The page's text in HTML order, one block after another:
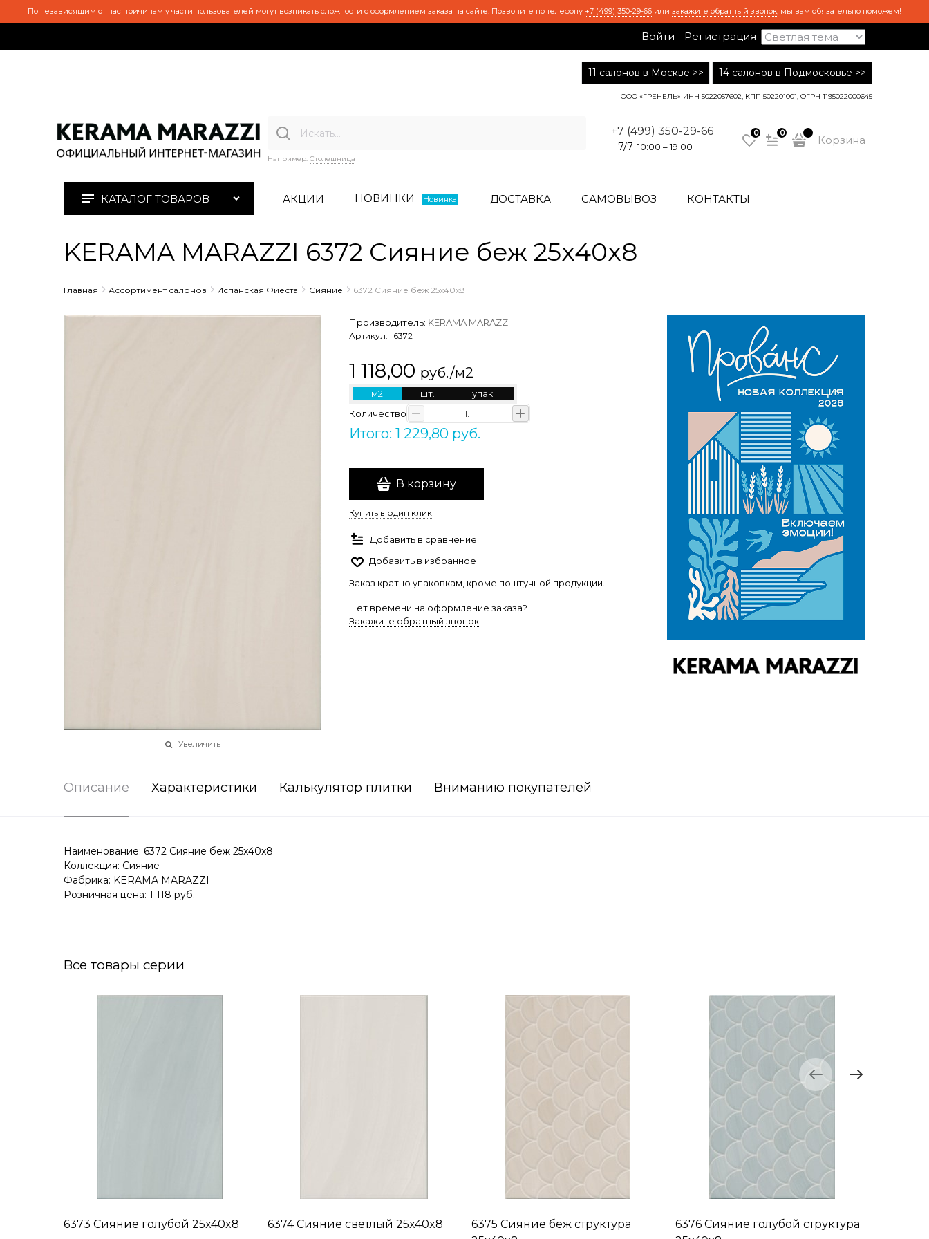
По независящим от нас причинам у части пользователей могут возникать сложности с оформлением заказа на сайте. Позвоните по телефону +7 (499) 350-29-66 или закажите обратный звонок, мы вам обязательно поможем!
Войти Регистрация
11 салонов в Москве >> 14 салонов в Подмосковье >>
ООО «ГРЕНЕЛЬ» ИНН 5022057602, КПП 502201001, ОГРН 1195022000645
Например: Столешница
+7 (499) 350-29-66
7/7 10:00 – 19:00
0 0
Корзина
КАТАЛОГ ТОВАРОВ АКЦИИ НОВИНКИ Новинка ДОСТАВКА САМОВЫВОЗ КОНТАКТЫ
KERAMA MARAZZI 6372 Сияние беж 25x40x8
Главная Ассортимент салонов Испанская Фиеста Сияние 6372 Сияние беж 25x40x8
Увеличить
Производитель: KERAMA MARAZZI
Артикул: 6372
1 118,00 руб./м2
м2 шт.
упак.
Количество
Итого: 1 229,80 руб.
В корзину
Купить в один клик
Добавить в сравнение
Добавить в избранное
Заказ кратно упаковкам, кроме поштучной продукции.
Нет времени на оформление заказа?
Закажите обратный звонок
Описание Характеристики Калькулятор плитки Вниманию покупателей
Наименование: 6372 Сияние беж 25x40x8
Коллекция: Сияние
Фабрика: KERAMA MARAZZI
Розничная цена: 1 118 руб.
Все товары серии
6373 Сияние голубой 25x40x8 6374 Сияние светлый 25x40x8
6375 Сияние беж структура
6376 Сияние голубой структура